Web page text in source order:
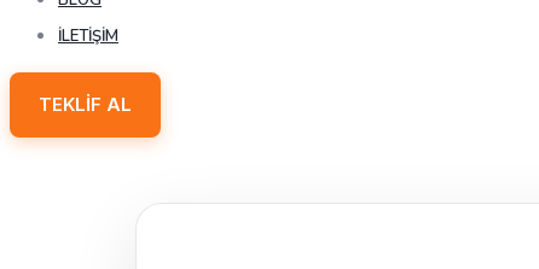
İLETIŞIM
TEKLIF AL